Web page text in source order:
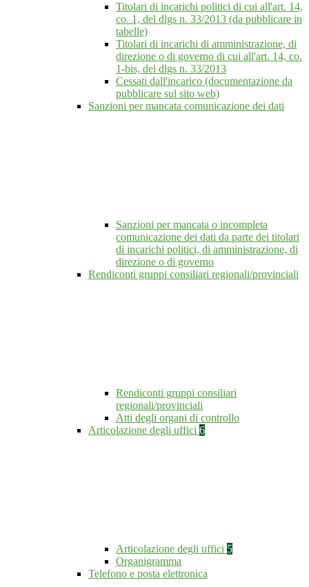
Titolari di incarichi politici di cui all'art. 14,
co. 1, del dlgs n. 33/2013 (da pubblicare in
tabelle)
Titolari di incarichi di amministrazione, di
direzione o di governo di cui all'art. 14, co.
1-bis, del dlgs n. 33/2013
Cessati dall'incarico (documentazione da
pubblicare sul sito web)
Sanzioni per mancata comunicazione dei dati
Sanzioni per mancata o incompleta
comunicazione dei dati da parte dei titolari
di incarichi politici, di amministrazione, di
direzione o di governo
Rendiconti gruppi consiliari regionali/provinciali
Rendiconti gruppi consiliari
regionali/provinciali
Atti degli organi di controllo
Articolazione degli uffici 6
Articolazione degli uffici 5
Organigramma
Telefono e posta elettronica